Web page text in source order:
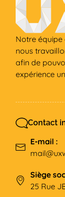
Notre équipe
nous
afin de
expérience
Contact
E-mail :
Siège
25 Rue